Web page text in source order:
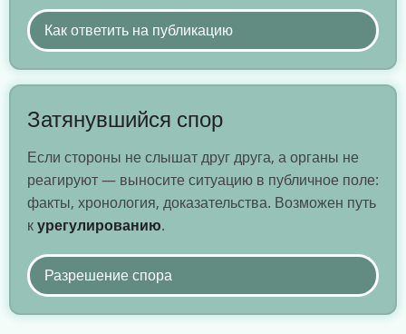
Как ответить на публикацию
Затянувшийся спор
Если стороны не слышат друг друга, а органы не
реагируют — выносите ситуацию в публичное поле:
факты, хронология, доказательства. Возможен путь
курегулированию.
Разрешение спора